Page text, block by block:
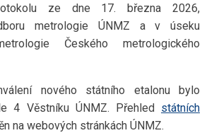
ze dne 17. března 2026,
metrologie ÚNMZ a v úseku
Českého metrologického
nového státního etalonu bylo
4 Věstníku ÚNMZ. Přehled státních
na webových stránkách ÚNMZ.